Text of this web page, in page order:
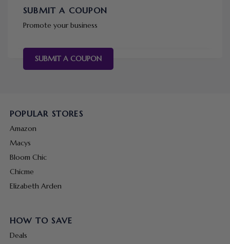
SUBMIT A COUPON
Promote your business
SUBMIT A COUPON
POPULAR STORES
Amazon
Macys
Bloom Chic
Chicme
Elizabeth Arden
HOW TO SAVE
Deals